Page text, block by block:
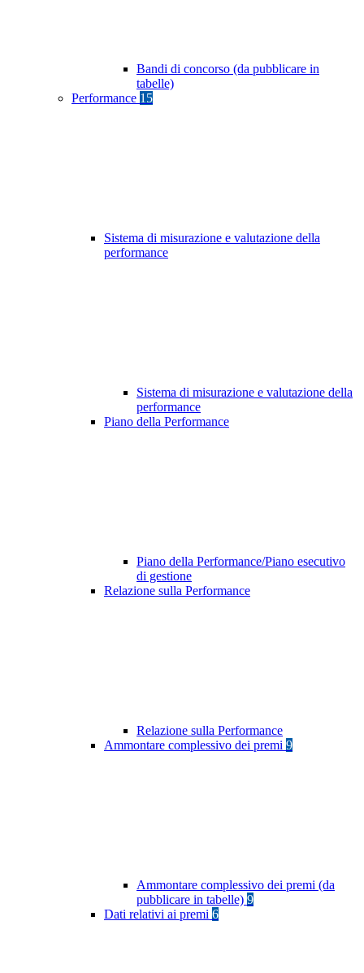
Bandi di concorso (da pubblicare in
tabelle)
Performance 15
Sistema di misurazione e valutazione della
performance
Sistema di misurazione e valutazione della
performance
Piano della Performance
Piano della Performance/Piano esecutivo
di gestione
Relazione sulla Performance
Relazione sulla Performance
Ammontare complessivo dei premi 9
Ammontare complessivo dei premi (da
pubblicare in tabelle) 9
Dati relativi ai premi 6